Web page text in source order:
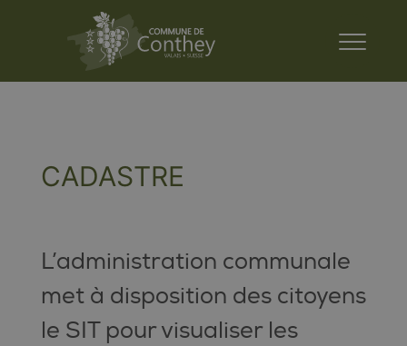
CADASTRE
L’administration communale
met à disposition des citoyens
le SIT pour visualiser les